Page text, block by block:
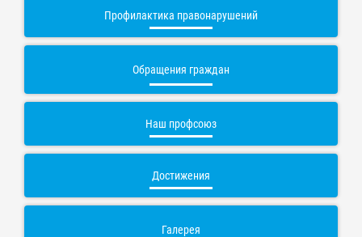
Профилактика правонарушений
Обращения граждан
Наш профсоюз
Достижения
Галерея